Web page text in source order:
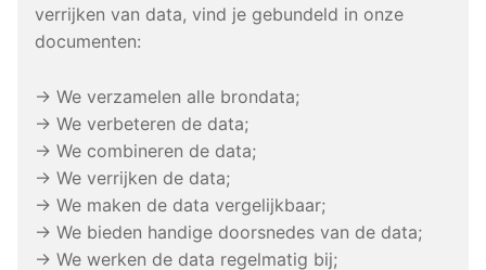
verrijken van data, vind je gebundeld in onze
documenten:
→ We verzamelen alle brondata;
→ We verbeteren de data;
→ We combineren de data;
→ We verrijken de data;
→ We maken de data vergelijkbaar;
→ We bieden handige doorsnedes van de data;
→ We werken de data regelmatig bij;